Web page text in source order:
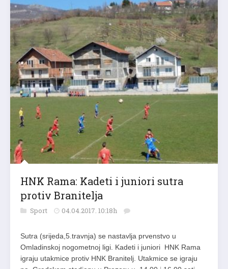
HNK Rama: Kadeti i juniori sutra
protiv Branitelja
Sport 04.04.2017. 10:18h
Sutra (srijeda,5.travnja) se nastavlja prvenstvo u
Omladinskoj nogometnoj ligi. Kadeti i juniori HNK Rama
igraju utakmice protiv HNK Branitelj. Utakmice se igraju